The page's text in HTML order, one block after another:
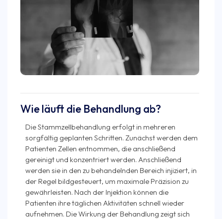
Wie läuft die Behandlung ab?
Die Stammzellbehandlung erfolgt in mehreren
sorgfältig geplanten Schritten. Zunächst werden dem
Patienten Zellen entnommen, die anschließend
gereinigt und konzentriert werden. Anschließend
werden sie in den zu behandelnden Bereich injiziert, in
der Regel bildgesteuert, um maximale Präzision zu
gewährleisten. Nach der Injektion können die
Patienten ihre täglichen Aktivitäten schnell wieder
aufnehmen. Die Wirkung der Behandlung zeigt sich